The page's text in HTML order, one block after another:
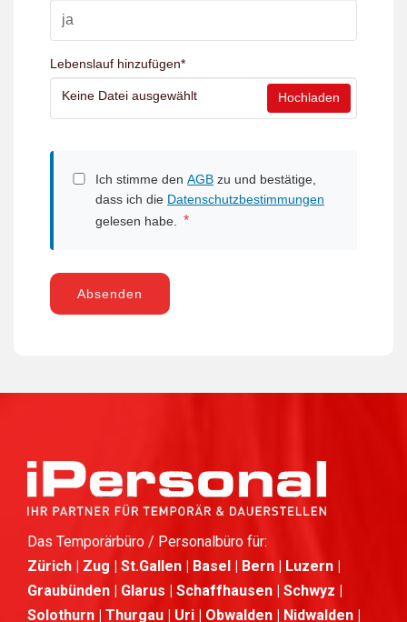
Lebenslauf hinzufügen*
Keine Datei ausgewählt Hochladen
Ich stimme den AGB zu und bestätige,
dass ich die Datenschutzbestimmungen
gelesen habe.
*
Absenden
Das Temporärbüro / Personalbüro für:
Zürich | Zug | St.Gallen | Basel | Bern | Luzern |
Graubünden | Glarus | Schaffhausen | Schwyz |
Solothurn | Thurgau | Uri | Obwalden | Nidwalden |